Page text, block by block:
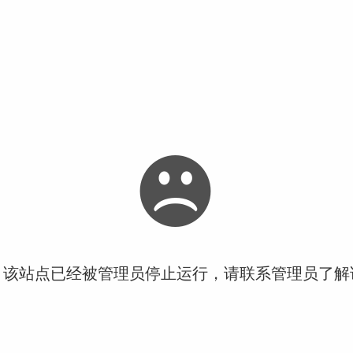
站点已经被管理员停止运行，请联系管理员了